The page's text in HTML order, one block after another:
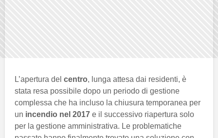
L’apertura del centro, lunga attesa dai residenti, è
stata resa possibile dopo un periodo di gestione
complessa che ha incluso la chiusura temporanea per
un incendio nel 2017 e il successivo riapertura solo
per la gestione amministrativa. Le problematiche